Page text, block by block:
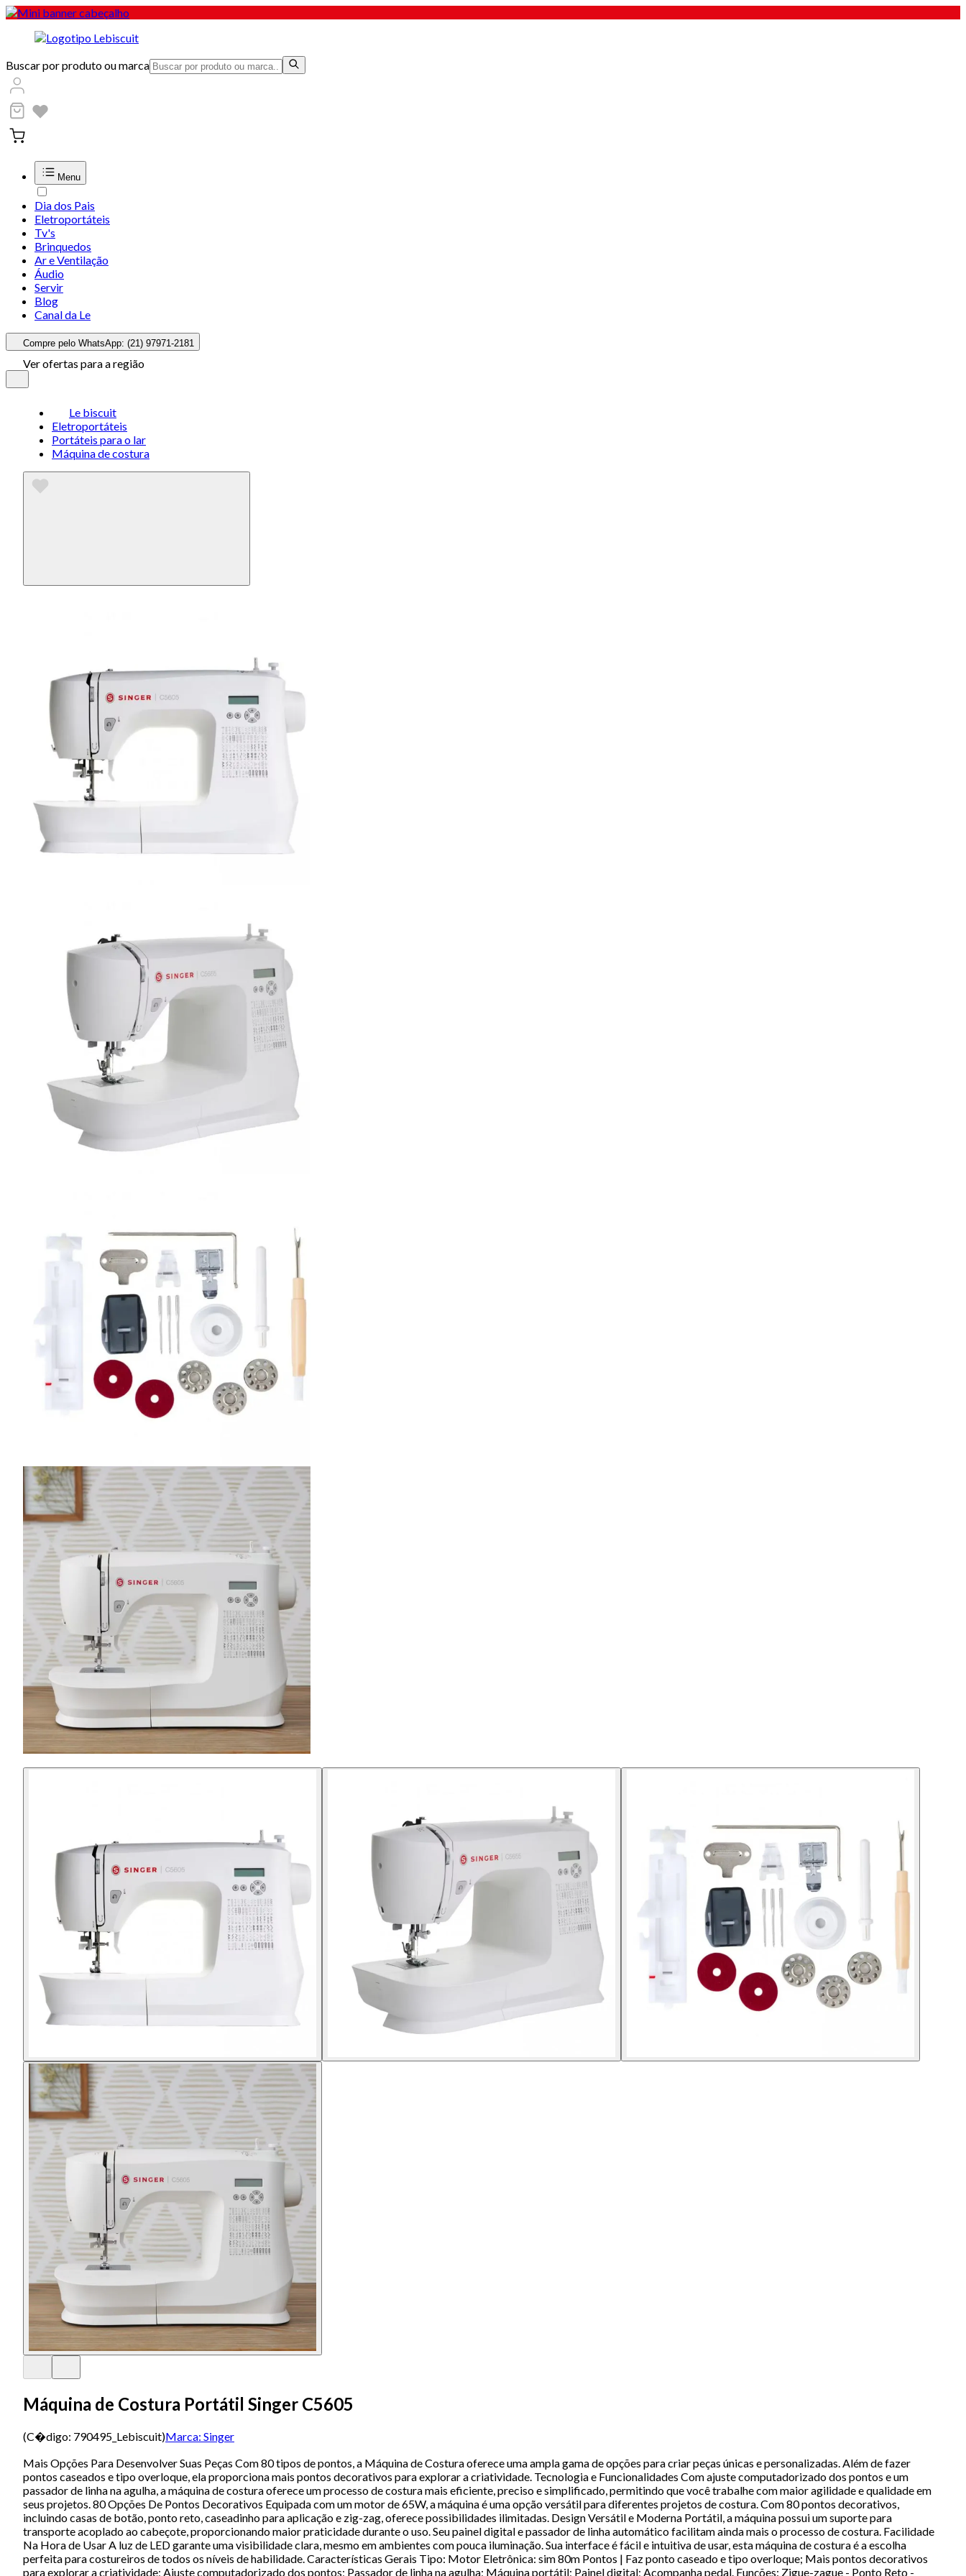
Buscar por produto ou marca
Menu
Dia dos Pais
Eletroportáteis
Tv's
Brinquedos
Ar e Ventilação
Áudio
Servir
Blog
Canal da Le
Compre pelo WhatsApp: (21) 97971-2181
Ver ofertas para a região
Le biscuit
Eletroportáteis
Portáteis para o lar
Máquina de costura
Máquina de Costura Portátil Singer C5605
(C�digo: 790495_Lebiscuit)Marca: Singer
Mais Opções Para Desenvolver Suas Peças Com 80 tipos de pontos, a Máquina de Costura oferece uma ampla gama de opções para criar peças únicas e personalizadas. Além de fazer
pontos caseados e tipo overloque, ela proporciona mais pontos decorativos para explorar a criatividade. Tecnologia e Funcionalidades Com ajuste computadorizado dos pontos e um
passador de linha na agulha, a máquina de costura oferece um processo de costura mais eficiente, preciso e simplificado, permitindo que você trabalhe com maior agilidade e qualidade em
seus projetos. 80 Opções De Pontos Decorativos Equipada com um motor de 65W, a máquina é uma opção versátil para diferentes projetos de costura. Com 80 pontos decorativos,
incluindo casas de botão, ponto reto, caseadinho para aplicação e zig-zag, oferece possibilidades ilimitadas. Design Versátil e Moderna Portátil, a máquina possui um suporte para
transporte acoplado ao cabeçote, proporcionando maior praticidade durante o uso. Seu painel digital e passador de linha automático facilitam ainda mais o processo de costura. Facilidade
Na Hora de Usar A luz de LED garante uma visibilidade clara, mesmo em ambientes com pouca iluminação. Sua interface é fácil e intuitiva de usar, esta máquina de costura é a escolha
perfeita para costureiros de todos os níveis de habilidade. Características Gerais Tipo: Motor Eletrônica: sim 80m Pontos | Faz ponto caseado e tipo overloque; Mais pontos decorativos
para explorar a criatividade; Ajuste computadorizado dos pontos; Passador de linha na agulha; Máquina portátil; Painel digital; Acompanha pedal. Funções: Zigue-zague - Ponto Reto -